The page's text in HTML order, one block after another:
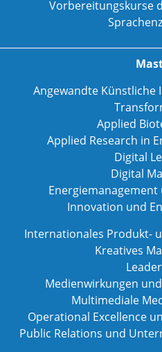
Vorbereitungskurse
Angewandte Künstliche
Applied
Applied Research in
Digital
Digital
Innovation und
Internationales Produkt-
Kreatives
Medienwirkungen
Multimediale
Operational Excellence
Public Relations und